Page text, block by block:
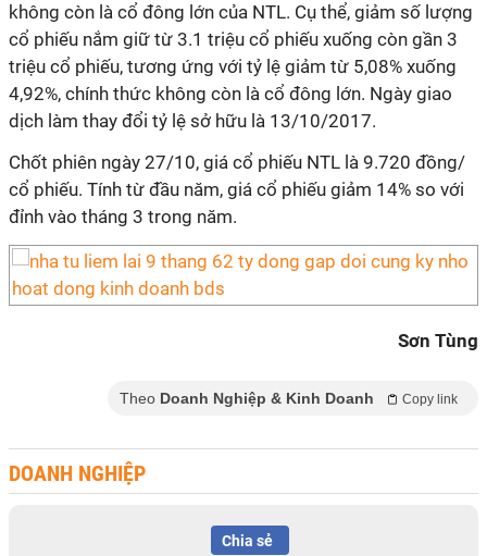
không còn là cổ đông lớn của NTL. Cụ thể, giảm số lượng
cổ phiếu nắm giữ từ 3.1 triệu cổ phiếu xuống còn gần 3
triệu cổ phiếu, tương ứng với tỷ lệ giảm từ 5,08% xuống
4,92%, chính thức không còn là cổ đông lớn. Ngày giao
dịch làm thay đổi tỷ lệ sở hữu là 13/10/2017.
Chốt phiên ngày 27/10, giá cổ phiếu NTL là 9.720 đồng/
cổ phiếu. Tính từ đầu năm, giá cổ phiếu giảm 14% so với
đỉnh vào tháng 3 trong năm.
Sơn Tùng
Theo Doanh Nghiệp & Kinh Doanh Copy link
DOANH NGHIỆP
Chia sẻ